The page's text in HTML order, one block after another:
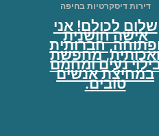
דירות דיסקרטיות בחיפה
שלום לכולם! אני
אישה חושנית
חברותית
מחפשת
נעים ומחמם
במחיצת אנשים
טובים.